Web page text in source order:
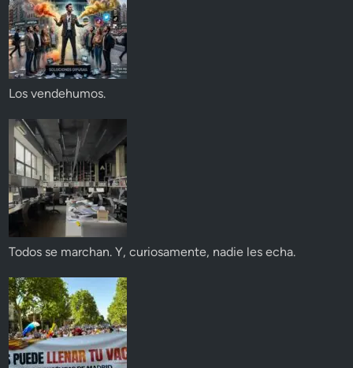
Los vendehumos.
Todos se marchan. Y, curiosamente, nadie les echa.